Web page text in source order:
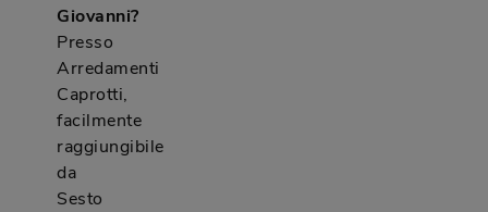
Giovanni?
Presso
Arredamenti
Caprotti,
facilmente
raggiungibile
da
Sesto